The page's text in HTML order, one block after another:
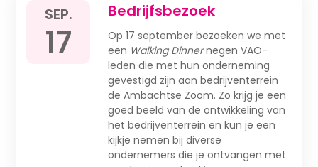
SEP.
17
Bedrijfsbezoek
Op 17 september bezoeken we met
een Walking Dinnernegen VAO-
leden die met hun onderneming
gevestigd zijn aan bedrijventerrein
de Ambachtse Zoom. Zo krijg je een
goed beeld van de ontwikkeling van
het bedrijventerrein en kun je een
kijkje nemen bij diverse
ondernemers die je ontvangen met